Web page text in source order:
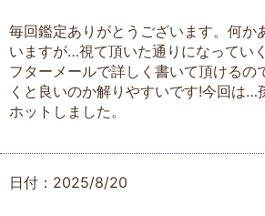
毎回鑑定ありがとうございます。何か
いますが…視て頂いた通りになって
フターメールで詳しく書いて頂けるの
くと良いのか解りやすいです!今回は…
ホットしました。
日付：2025/8/20